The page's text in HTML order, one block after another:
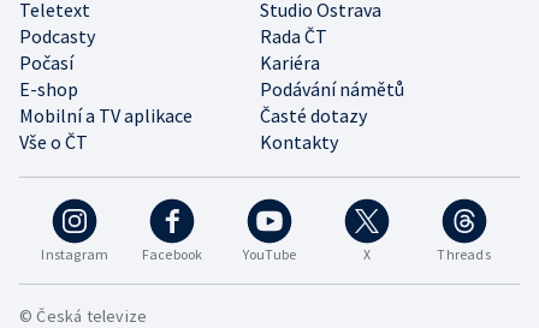
Instagram Facebook YouTube X Threads
Teletext
Studio Ostrava
Podcasty
Rada ČT
Počasí
Kariéra
E-shop
Podávání námětů
Mobilní a TV aplikace
Časté dotazy
Vše o ČT
Kontakty
© Česká televize